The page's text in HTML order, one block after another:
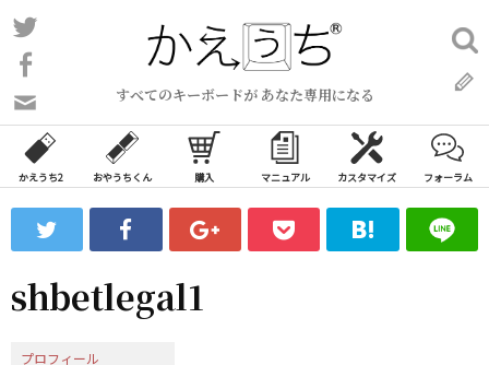
コ
ン
ン
ツ
ス
ッ
すべてのキーボードが あなた専用になる
い
合
わ
フ
ォ
ム
検
索:
かえうち2 おやうちくん 購入 マニュアル カスタマイズ フォーラム
shbetlegal1
プロフィール